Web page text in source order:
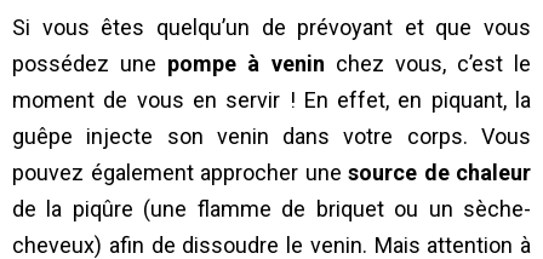
Si vous êtes quelqu’un de prévoyant et que vous
possédez une pompe à venin chez vous, c’est le
moment de vous en servir ! En effet, en piquant, la
guêpe injecte son venin dans votre corps. Vous
pouvez également approcher une source de chaleur
de la piqûre (une flamme de briquet ou un sèche-
cheveux) afin de dissoudre le venin. Mais attention à